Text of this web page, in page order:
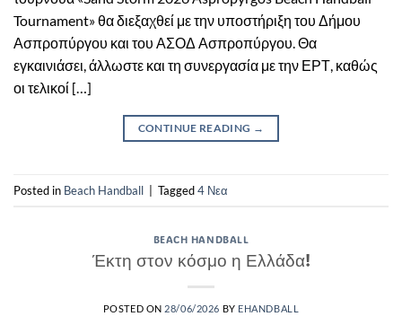
Tournament» θα διεξαχθεί με την υποστήριξη του Δήμου
Ασπροπύργου και του ΑΣΟΔ Ασπροπύργου. Θα
εγκαινιάσει, άλλωστε και τη συνεργασία με την ΕΡΤ, καθώς
οι τελικοί […]
CONTINUE READING →
Posted in Beach Handball Tagged4 Νεα
BEACH HANDBALL
Έκτη στον κόσμο η Ελλάδα!
POSTED ON 28/06/2026 BY EHANDBALL